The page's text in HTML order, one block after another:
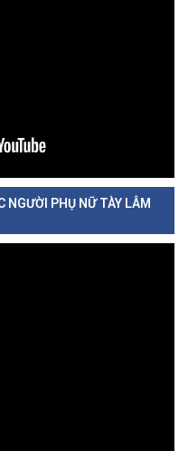
NGƯỜI PHỤ NỮ TÀY LÂM